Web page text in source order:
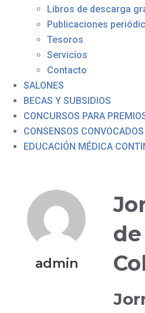
Libros de descarga
Publicaciones
Tesoros
Servicios
Contacto
SALONES
BECAS Y SUBSIDIOS
CONCURSOS PARA
CONSENSOS CONVOCADOS
EDUCACIÓN MÉDICA
admin